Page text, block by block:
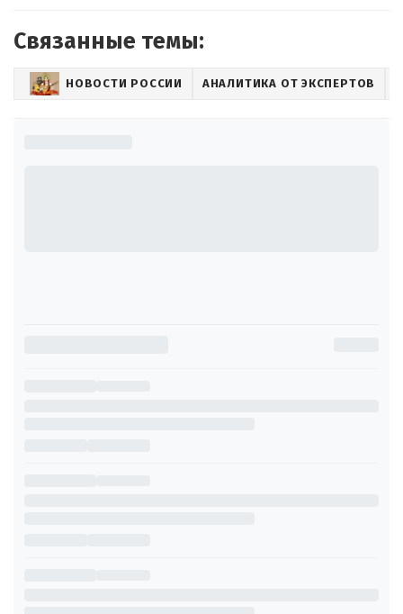
Связанные темы:
НОВОСТИ РОССИИ АНАЛИТИКА ОТ ЭКСПЕРТОВ